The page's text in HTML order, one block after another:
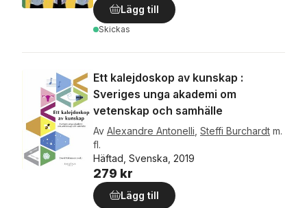
Lägg till
Skickas
Ett kalejdoskop av kunskap :
Sveriges unga akademi om
vetenskap och samhälle
Av Alexandre Antonelli Steffi Burchardt m.
fl.
Häftad, Svenska, 2019
279 kr
Lägg till